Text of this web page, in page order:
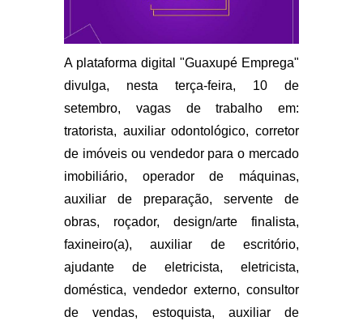
A plataforma digital "Guaxupé Emprega"
divulga, nesta terça-feira, 10 de
setembro, vagas de trabalho em:
tratorista, auxiliar odontológico, corretor
de imóveis ou vendedor para o mercado
imobiliário, operador de máquinas,
auxiliar de preparação, servente de
obras, roçador, design/arte finalista,
faxineiro(a), auxiliar de escritório,
ajudante de eletricista, eletricista,
doméstica, vendedor externo, consultor
de vendas, estoquista, auxiliar de